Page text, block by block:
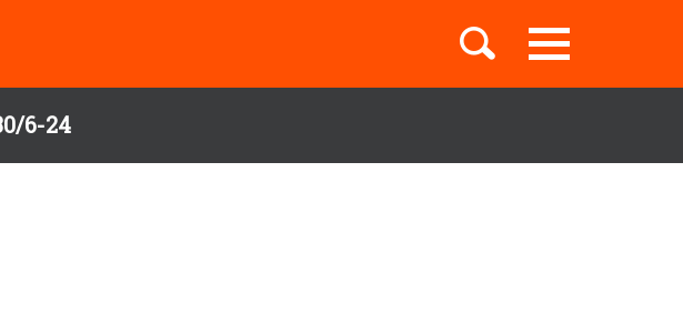
6-24
Toggle
navigation
Børnebøger